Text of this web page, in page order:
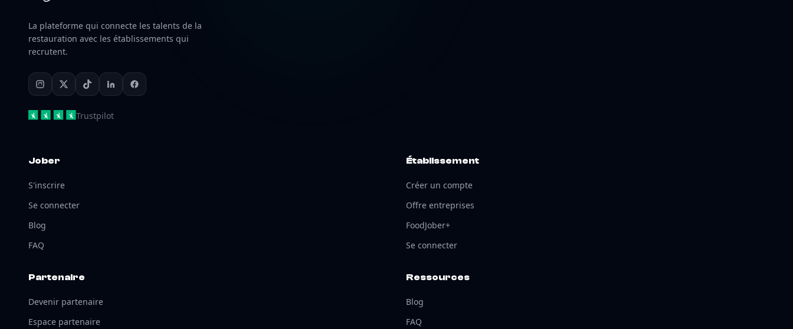
La plateforme qui connecte les talents de la
restauration avec les établissements qui
recrutent.
Trustpilot
Jober
S'inscrire
Se connecter
Blog
FAQ
Établissement
Créer un compte
Offre entreprises
FoodJober+
Se connecter
Partenaire
Devenir partenaire
Espace partenaire
Ressources
Blog
FAQ